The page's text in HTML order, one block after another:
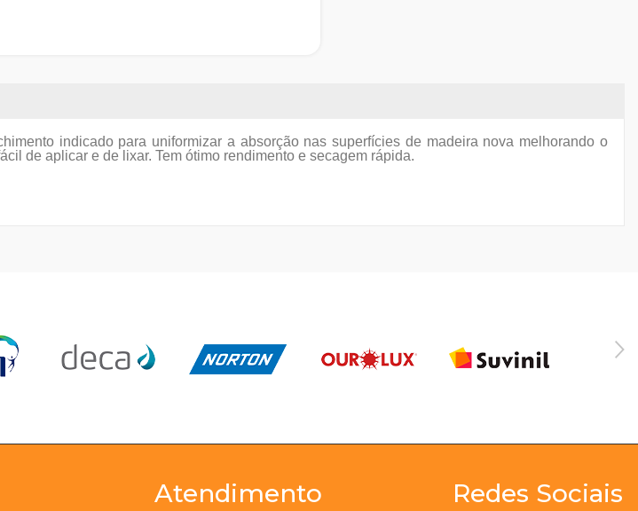
indicado para uniformizar a absorção nas superfícies de madeira nova melhorando o
de aplicar e de lixar. Tem ótimo rendimento e secagem rápida.
Atendimento Redes Sociais